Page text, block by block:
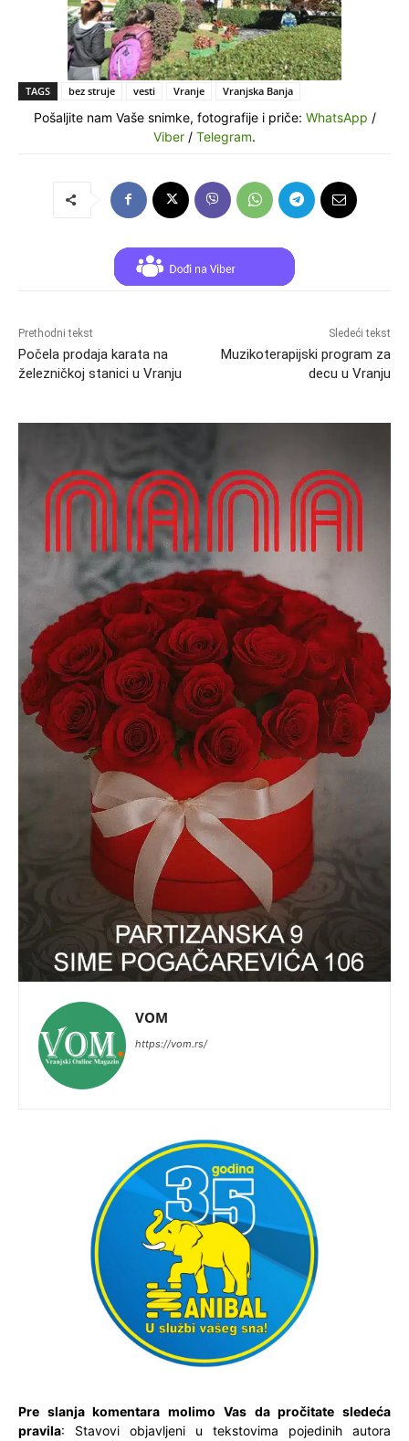
TAGS bez struje vesti Vranje Vranjska Banja
Pošaljite nam Vaše snimke, fotografije i priče: WhatsApp /
Viber / Telegram.
Prethodni tekst
Počela prodaja karata na
železničkoj stanici u Vranju
Sledeći tekst
Muzikoterapijski program za
decu u Vranju
VOM
https://vom.rs/
Pre slanja komentara molimo Vas da pročitate sledeća
pravila: Stavovi objavljeni u tekstovima pojedinih autora